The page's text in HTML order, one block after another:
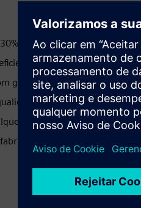
garantia de 10 anos
e estética consistentes
tamanho de projeto